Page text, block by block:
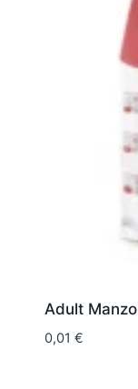
Adult
0,01 €